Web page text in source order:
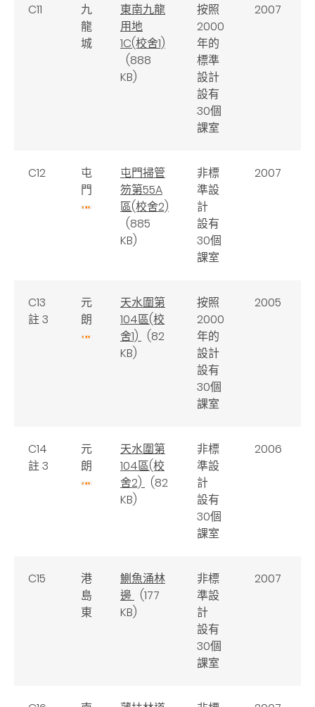
C11
九
龍
城
東南九龍
用地
1C(校舍1)
(888
KB)
按照
2000
年的
標準
設計
設有
30個
課室
2007
C12
屯
門
屯門掃管
笏第55A
區(校舍2)
(885
KB)
非標
準設
計
設有
30個
課室
2007
C13
註 3
元
朗
天水圍第
104區(校
舍1) (82
KB)
按照
2000
年的
設計
設有
30個
課室
2005
C14
註 3
元
朗
天水圍第
104區(校
舍2) (82
KB)
非標
準設
計
設有
30個
課室
2006
C15
港
島
東
鰂魚涌林
邊 (177
KB)
非標
準設
計
設有
30個
課室
2007